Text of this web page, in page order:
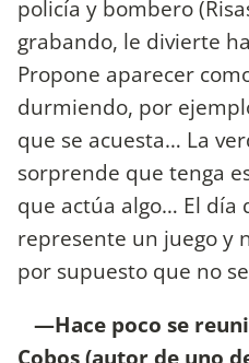
policía y bombero
grabando, le divierte
Propone aparecer
durmiendo, por
que se acuesta… La
sorprende que tenga
que actúa algo… El día
represente un juego y
por supuesto que no
—Hace poco se